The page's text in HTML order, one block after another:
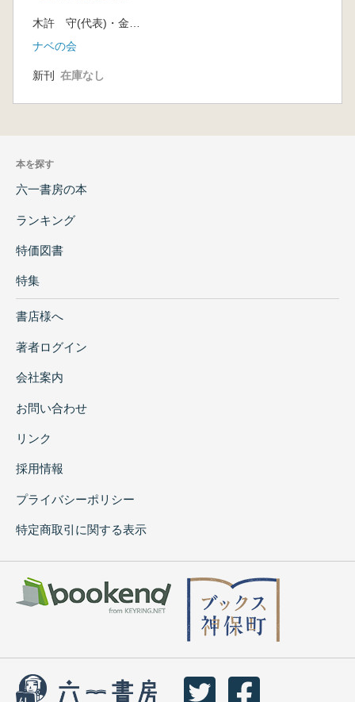
木許 守(代表)・金澤雄太
ナベの会
新刊 在庫なし
本を探す
六一書房の本
ランキング
特価図書
特集
書店様へ
著者ログイン
会社案内
お問い合わせ
リンク
採用情報
プライバシーポリシー
特定商取引に関する表示